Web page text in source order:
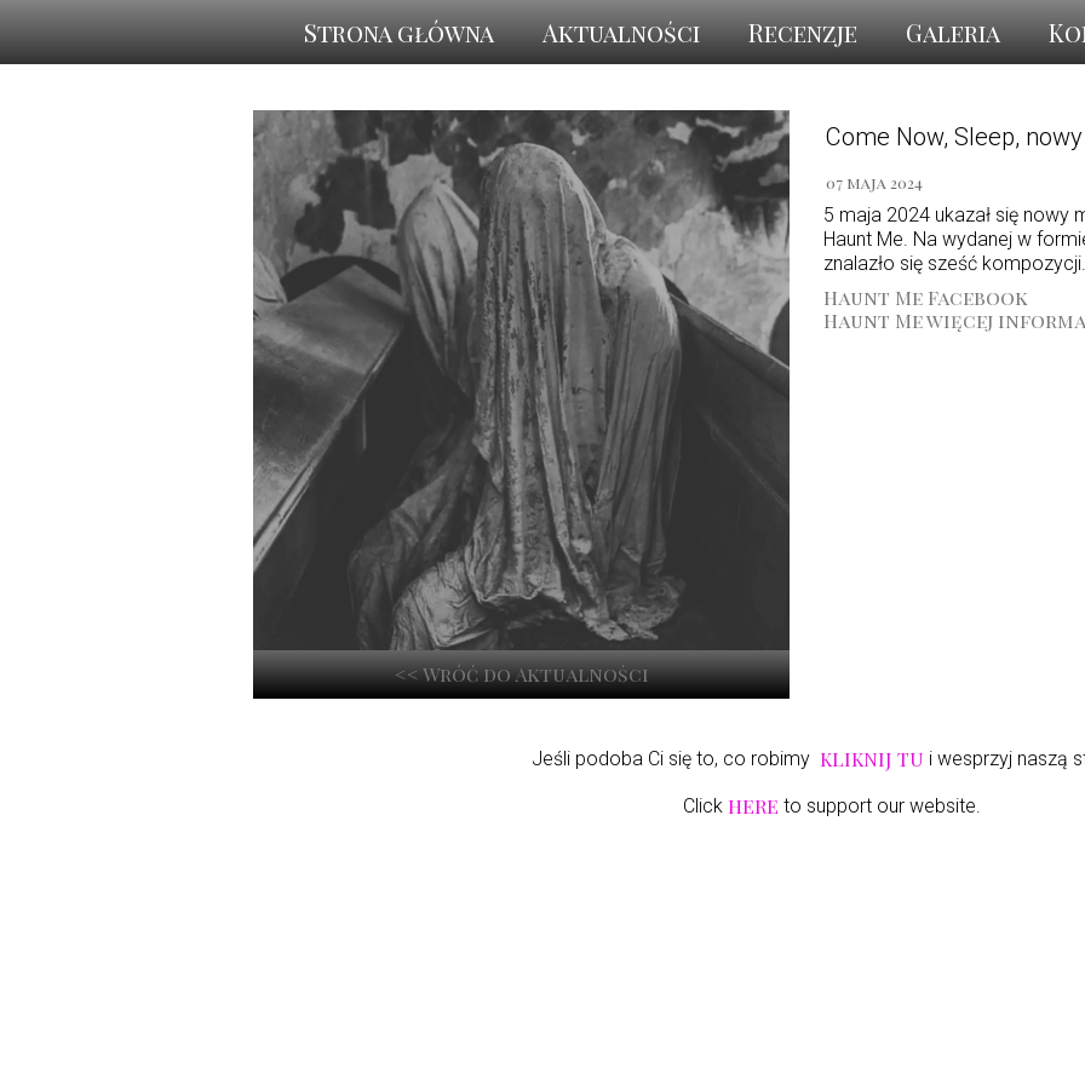
Jeśli podoba Ci się to, co robimy KLIKNIJ TU i wesprzyj naszą
Click HERE to support our website.
Strona główna Aktualności Recenzje Galeria
Come Now, Sleep,
<< Wróć do Aktualności
07 maja 2024
5 maja 2024 ukazał się nowy
Haunt Me. Na wydanej w
znalazło się sześć kompozycji.
Haunt Me Facebook
Haunt Me więcej